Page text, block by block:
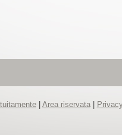
| Area riservata|